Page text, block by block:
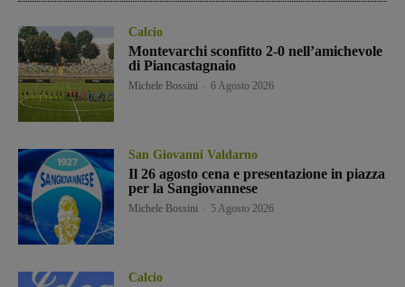
Calcio
Montevarchi sconfitto 2-0 nell’amichevole
di Piancastagnaio
Michele Bossini 6 Agosto 2026
San Giovanni Valdarno
Il 26 agosto cena e presentazione in piazza
per la Sangiovannese
Michele Bossini 5 Agosto 2026
Calcio